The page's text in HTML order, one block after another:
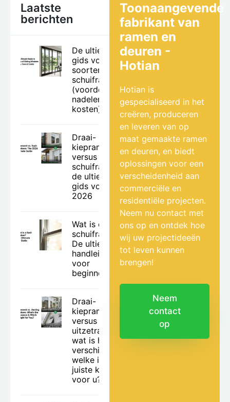
Laatste
berichten
De ultieme
gids voor
soorten
schuiframen
(voordelen,
nadelen en
kosten)
Draai-
kiepramen
versus
schuiframen:
de ultieme
gids voor
2026
Wat is een
schuifraam?
De ultieme
handleiding
voor
beginners.
Draai-
kiepramen
versus
uitzetramen:
wat is het
verschil en
welke is de
juiste keuze
voor u?
Toonaangevende
fabrikant van
ramen en
deuren -
Hotian
Hotian is
gespecialiseerd in het
creëren, produceren
en leveren van op
maat gemaakte ramen
en deuren, en biedt
oplossingen voor een
verscheidenheid aan
commerciële en
residentiële projecten.
Neem nu contact met
ons op en ontdek hoe
wij uw projectideeën
tot leven kunnen
brengen!
Neem
contact
op